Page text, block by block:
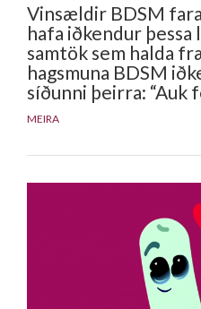
Vinsældir BDSM
hafa iðkendur
samtök sem halda
hagsmuna BDSM
síðunni þeirra: “Auk
MEIRA